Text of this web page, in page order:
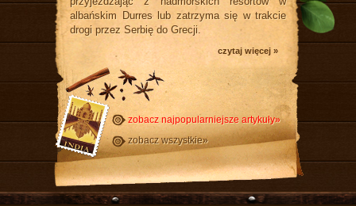
albańskim Durres lub zatrzyma się w trakcie
drogi przez Serbię do Grecji.
czytaj więcej »
zobacz najpopularniejsze artykuły»
zobacz wszystkie»